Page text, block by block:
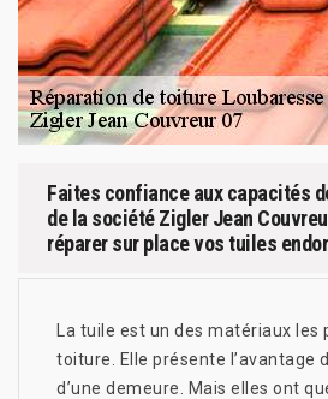
Faites confiance aux capacités
de la société Zigler Jean
réparer sur place vos tuiles
La tuile est un des matériaux les
toiture. Elle présente l’avantage
d’une demeure. Mais elles ont